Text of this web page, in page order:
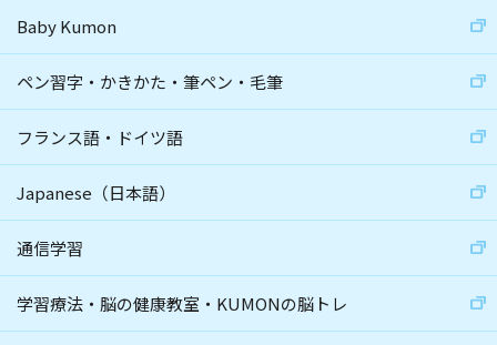
Baby Kumon
ペン習字・かきかた・筆ペン・毛筆
フランス語・ドイツ語
Japanese（日本語）
通信学習
学習療法・脳の健康教室・KUMONの脳トレ